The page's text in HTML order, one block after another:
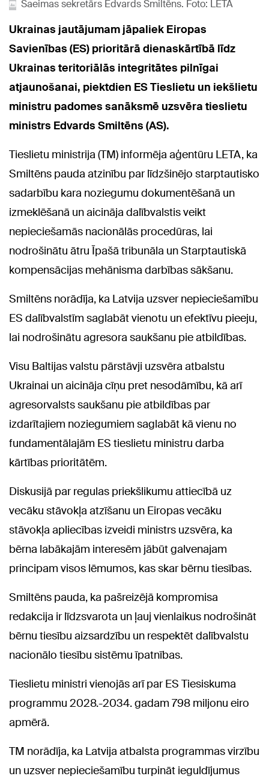
Saeimas sekretārs Edvards Smiltēns. Foto: LETA
Ukrainas jautājumam jāpaliek Eiropas
Savienības (ES) prioritārā dienaskārtībā līdz
Ukrainas teritoriālās integritātes pilnīgai
atjaunošanai, piektdien ES Tieslietu un iekšlietu
ministru padomes sanāksmē uzsvēra tieslietu
ministrs Edvards Smiltēns (AS).
Tieslietu ministrija (TM) informēja aģentūru LETA, ka
Smiltēns pauda atzinību par līdzšinējo starptautisko
sadarbību kara noziegumu dokumentēšanā un
izmeklēšanā un aicināja dalībvalstis veikt
nepieciešamās nacionālās procedūras, lai
nodrošinātu ātru Īpašā tribunāla un Starptautiskā
kompensācijas mehānisma darbības sākšanu.
Smiltēns norādīja, ka Latvija uzsver nepieciešamību
ES dalībvalstīm saglabāt vienotu un efektīvu pieeju,
lai nodrošinātu agresora saukšanu pie atbildības.
Visu Baltijas valstu pārstāvji uzsvēra atbalstu
Ukrainai un aicināja cīņu pret nesodāmību, kā arī
agresorvalsts saukšanu pie atbildības par
izdarītajiem noziegumiem saglabāt kā vienu no
fundamentālajām ES tieslietu ministru darba
kārtības prioritātēm.
Diskusijā par regulas priekšlikumu attiecībā uz
vecāku stāvokļa atzīšanu un Eiropas vecāku
stāvokļa apliecības izveidi ministrs uzsvēra, ka
bērna labākajām interesēm jābūt galvenajam
principam visos lēmumos, kas skar bērnu tiesības.
Smiltēns pauda, ka pašreizējā kompromisa
redakcija ir līdzsvarota un ļauj vienlaikus nodrošināt
bērnu tiesību aizsardzību un respektēt dalībvalstu
nacionālo tiesību sistēmu īpatnības.
Tieslietu ministri vienojās arī par ES Tiesiskuma
programmu 2028.-2034. gadam 798 miljonu eiro
apmērā.
TM norādīja, ka Latvija atbalsta programmas virzību
un uzsver nepieciešamību turpināt ieguldījumus